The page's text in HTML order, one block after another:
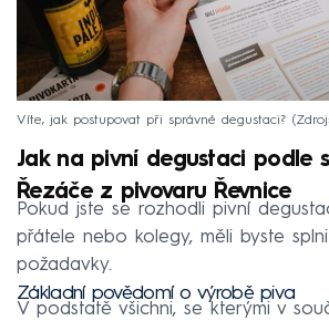
Víte, jak postupovat při správné degustaci?
Jak na pivní degustaci podle
Řezáče z pivovaru Řevnice
Pokud jste se rozhodli pivní
přátele nebo kolegy, měli byste
požadavky.
Základní povědomí o výrobě piva
V podstatě všichni, se kterými v